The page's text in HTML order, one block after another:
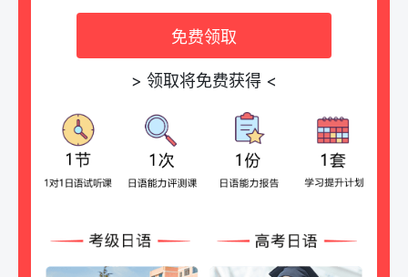
免费领取
> 领取将免费获得 <